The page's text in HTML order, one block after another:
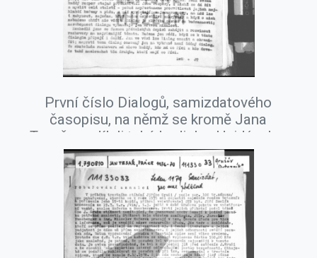
První číslo Dialogů, samizdatového
časopisu, na němž se kromě Jana
Tesaře podíleli také Ladislav Hejdánek a
Rudolf Battěk, říjen 1977